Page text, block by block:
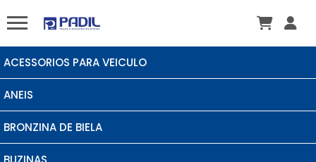
ACESSORIOS PARA VEICULO
ANEIS
BRONZINA DE BIELA